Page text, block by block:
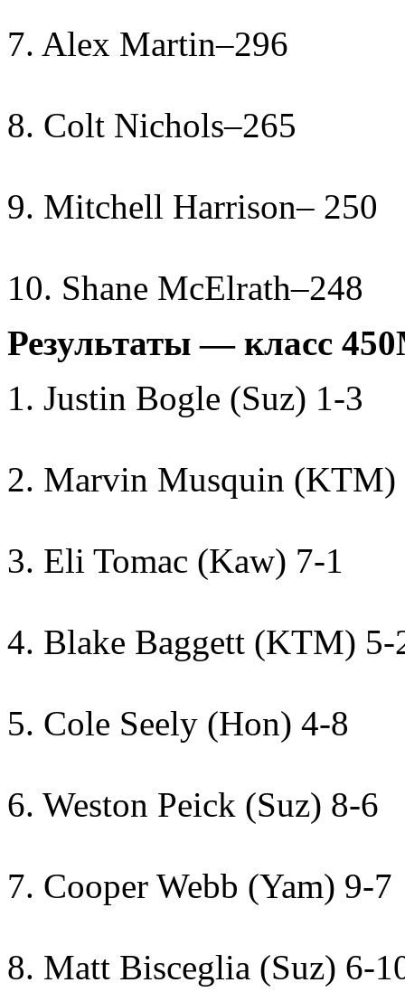
7. Alex Martin–296
8. Colt Nichols–265
9. Mitchell Harrison– 250
10. Shane McElrath–248
Результаты — класс
1. Justin Bogle (Suz) 1-3
2. Marvin Musquin (KTM)
3. Eli Tomac (Kaw) 7-1
4. Blake Baggett (KTM) 5-
5. Cole Seely (Hon) 4-8
6. Weston Peick (Suz) 8-6
7. Cooper Webb (Yam) 9-7
8. Matt Bisceglia (Suz) 6-